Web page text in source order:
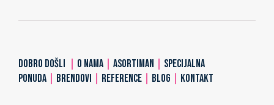
DOBRO DOŠLI O NAMA ASORTIMAN
SPECIJALNA
PONUDA
BRENDOVI REFERENCE BLOG KONTAKT